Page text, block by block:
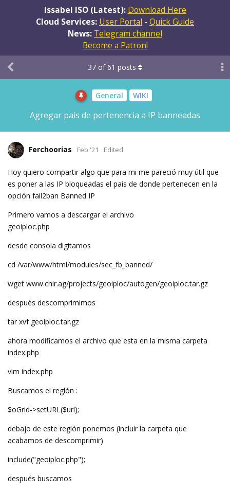
Issabel ISO (Latest): Download Here
Cloud Services: User Portal - Quick Guide
News: Telegram channel
Become a Patron!
General WIKI
Agregar pais de pertenencia a IP banneadas
37 of61 posts
Ferchoorias Feb '21 Edited
Hoy quiero compartir algo que para mi me pareció muy útil que
es poner a las IP bloqueadas el pais de donde pertenecen en la
opción fail2ban Banned IP
Primero vamos a descargar el archivo
geoiploc.php
desde consola digitamos
cd /var/www/html/modules/sec_fb_banned/
wget www.chir.ag/projects/geoiploc/autogen/geoiploc.tar.gz
después descomprimimos
tar xvf geoiploc.tar.gz
ahora modificamos el archivo que esta en la misma carpeta
index.php
vim index.php
Buscamos el reglón :
$oGrid->setURL($url);
debajo de este reglón ponemos (incluir la carpeta que
acabamos de descomprimir)
include("geoiploc.php");
después buscamos